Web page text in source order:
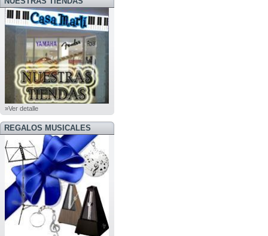
»Ver detalle
REGALOS MUSICALES